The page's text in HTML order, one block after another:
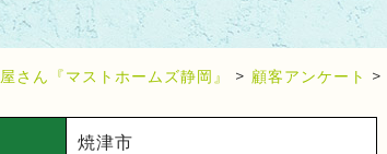
さん『マストホームズ静岡』 > 顧客アンケート >
焼津市